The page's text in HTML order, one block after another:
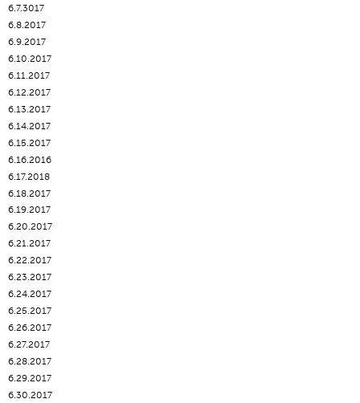
6.7.3017
6.8.2017
6.9.2017
6.10.2017
6.11.2017
6.12.2017
6.13.2017
6.14.2017
6.15.2017
6.16.2016
6.17.2018
6.18.2017
6.19.2017
6.20.2017
6.21.2017
6.22.2017
6.23.2017
6.24.2017
6.25.2017
6.26.2017
6.27.2017
6.28.2017
6.29.2017
6.30.2017